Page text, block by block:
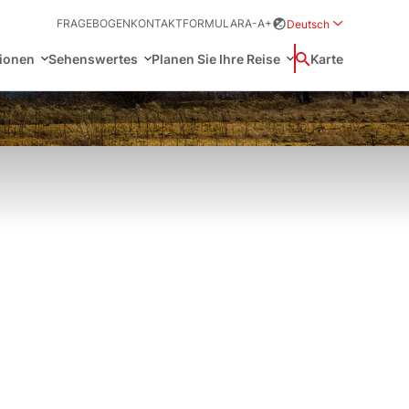
FRAGEBOGENKONTAKTFORMULARA-A+
Deutsch
Sehenswertes Planen Sie Ihre Reise Suchen
Karte
Français